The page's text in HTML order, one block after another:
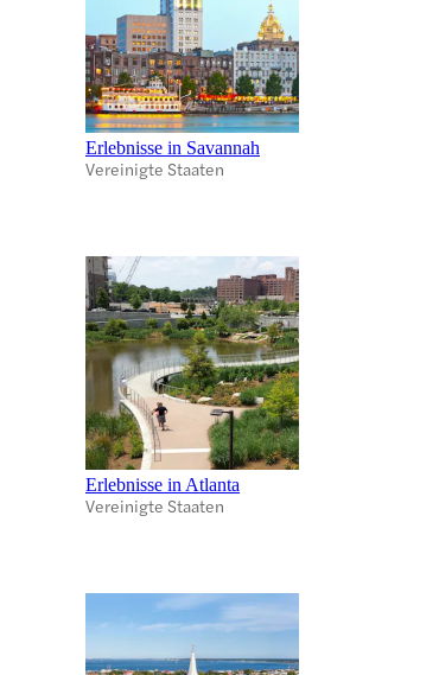
Erlebnisse in Savannah
Vereinigte Staaten
Erlebnisse in Atlanta
Vereinigte Staaten